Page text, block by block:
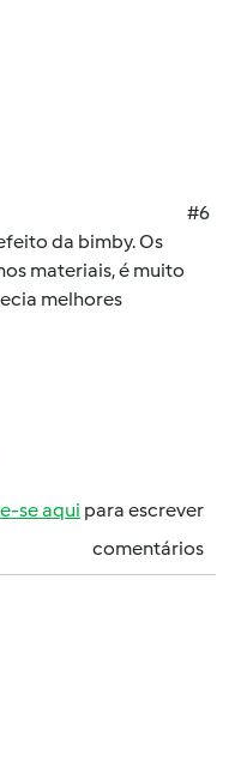
#6
da bimby. Os
materiais, é muito
melhores
se aqui para escrever
comentários